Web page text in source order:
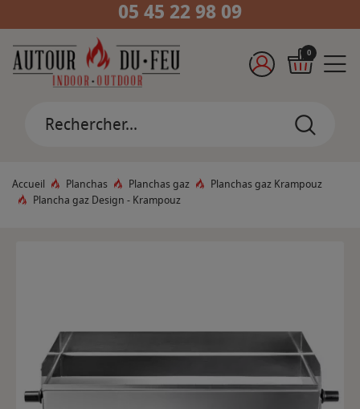
05 45 22 98 09
0
Accueil Planchas Planchas gaz
Planchas gaz Krampouz
Plancha gaz Design - Krampouz